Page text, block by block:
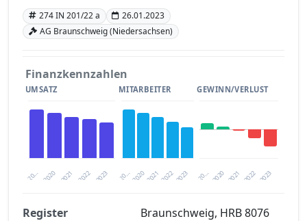
274 IN 201/22 a
26.01.2023
AG Braunschweig (Niedersachsen)
Finanzkennzahlen
UMSATZ
20… 2021 2023
2020 2022
MITARBEITER
20… 2021 2023
2020 2022
GEWINN/VERLUST
20… 2021 2023
2020 2022
Register
Braunschweig, HRB 8076